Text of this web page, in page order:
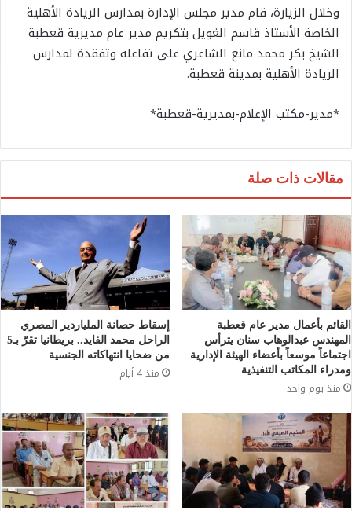
وخلال الزيارة، قام مدير مجلس الإدارة بمدارس الريادة الأهلية
الخاصة الأستاذ قاسم الغويل بتكريم مدير عام مديرية قعطبة
الشيخ بكر محمد مانع الشاعري على تفاعله وتفقدة لمدارس
الريادة الأهلية بمدينة قعطبة.
*مدير-مكتب الإعلام-بمديرية-قعطبة*
مقالات ذات صلة
القائم بأعمال مدير عام قعطبة
المهندس عبدالوهاب سنان يترأس
اجتماعاً موسعاً بأعضاء الهيئة الإدارية
ومدراء المكاتب التنفيذية
منذ يوم واحد
إسقاط حصانة الملياردير المصري
الراحل محمد الفايد.. بريطانيا تقرّ بـ5
من ضحايا انتهاكاته الجنسية
منذ 4 أيام